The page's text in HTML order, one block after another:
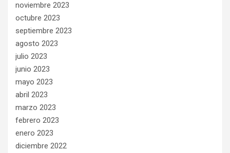
noviembre 2023
octubre 2023
septiembre 2023
agosto 2023
julio 2023
junio 2023
mayo 2023
abril 2023
marzo 2023
febrero 2023
enero 2023
diciembre 2022